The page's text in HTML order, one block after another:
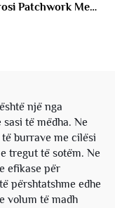
Patchwork Me
një nga
të mëdha. Ne
burrave me cilësi
tregut të sotëm. Ne
efikase për
përshtatshme edhe
volum të madh